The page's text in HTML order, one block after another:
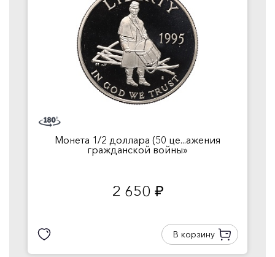
Монета 1/2 доллара (50 це...ажения
гражданской войны»
2 650 руб.
В корзину